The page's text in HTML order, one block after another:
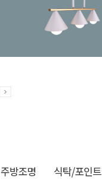
주방조명 식탁/포인트